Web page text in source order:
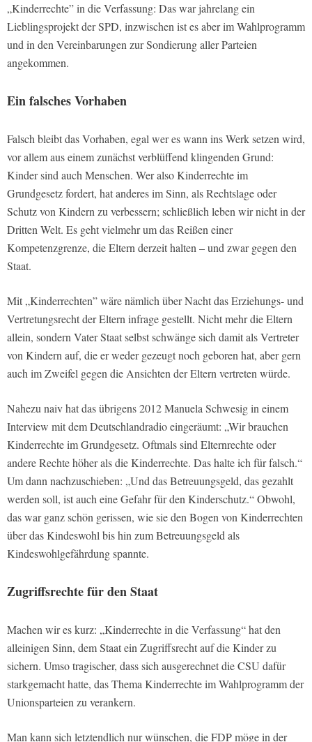
„Kinderrechte” in die Verfassung: Das war jahrelang ein
Lieblingsprojekt der SPD, inzwischen ist es aber im Wahlprogramm
und in den Vereinbarungen zur Sondierung aller Parteien
angekommen.
Ein falsches Vorhaben
Falsch bleibt das Vorhaben, egal wer es wann ins Werk setzen wird,
vor allem aus einem zunächst verblüffend klingenden Grund:
Kinder sind auch Menschen. Wer also Kinderrechte im
Grundgesetz fordert, hat anderes im Sinn, als Rechtslage oder
Schutz von Kindern zu verbessern; schließlich leben wir nicht in der
Dritten Welt. Es geht vielmehr um das Reißen einer
Kompetenzgrenze, die Eltern derzeit halten – und zwar gegen den
Staat.
Mit „Kinderrechten” wäre nämlich über Nacht das Erziehungs- und
Vertretungsrecht der Eltern infrage gestellt. Nicht mehr die Eltern
allein, sondern Vater Staat selbst schwänge sich damit als Vertreter
von Kindern auf, die er weder gezeugt noch geboren hat, aber gern
auch im Zweifel gegen die Ansichten der Eltern vertreten würde.
Nahezu naiv hat das übrigens 2012 Manuela Schwesig in einem
Interview mit dem Deutschlandradio eingeräumt: „Wir brauchen
Kinderrechte im Grundgesetz. Oftmals sind Elternrechte oder
andere Rechte höher als die Kinderrechte. Das halte ich für falsch.“
Um dann nachzuschieben: „Und das Betreuungsgeld, das gezahlt
werden soll, ist auch eine Gefahr für den Kinderschutz.“ Obwohl,
das war ganz schön gerissen, wie sie den Bogen von Kinderrechten
über das Kindeswohl bis hin zum Betreuungsgeld als
Kindeswohlgefährdung spannte.
Zugriffsrechte für den Staat
Machen wir es kurz: „Kinderrechte in die Verfassung“ hat den
alleinigen Sinn, dem Staat ein Zugriffsrecht auf die Kinder zu
sichern. Umso tragischer, dass sich ausgerechnet die CSU dafür
starkgemacht hatte, das Thema Kinderrechte im Wahlprogramm der
Unionsparteien zu verankern.
Man kann sich letztendlich nur wünschen, die FDP möge in der